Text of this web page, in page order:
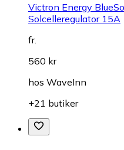
Victron Energy
Solcelleregulator 15A
fr.
560 kr
hos WaveInn
+21 butiker